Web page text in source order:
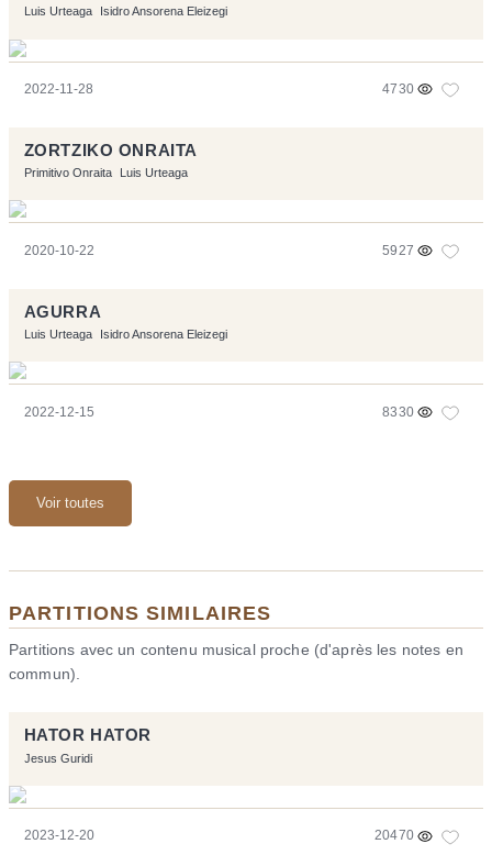
Luis Urteaga Isidro Ansorena Eleizegi
2022-11-28 4730
ZORTZIKO ONRAITA
Primitivo Onraita Luis Urteaga
2020-10-22 5927
AGURRA
Luis Urteaga Isidro Ansorena Eleizegi
2022-12-15 8330
Voir toutes
PARTITIONS SIMILAIRES
Partitions avec un contenu musical proche (d'après les notes en
commun).
HATOR HATOR
Jesus Guridi
2023-12-20 20470